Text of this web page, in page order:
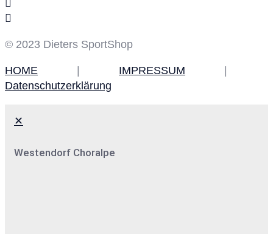
© 2023 Dieters SportShop
HOME | IMPRESSUM |
Datenschutzerklärung
✕
Westendorf Choralpe